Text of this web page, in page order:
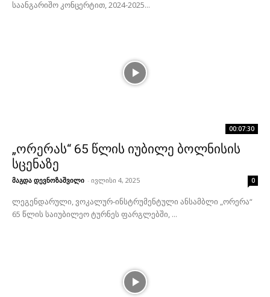
საანგარიშო კონცერტით, 2024-2025...
00:07:30
„ორერას“ 65 წლის იუბილე ბოლნისის
სცენაზე
მაგდა დევნოზაშვილი - ივლისი 4, 2025 0
ლეგენდარული, ვოკალურ-ინსტრუმენტული ანსამბლი „ორერა“
65 წლის საიუბილეო ტურნეს ფარგლებში, ...